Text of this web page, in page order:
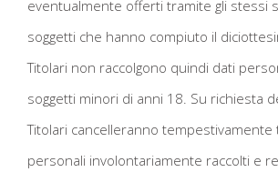
eventualmente offerti tramite gli stessi
soggetti che hanno compiuto il
Titolari non raccolgono quindi dati
soggetti minori di anni 18. Su richiesta
Titolari cancelleranno tempestivamente
personali involontariamente raccolti e